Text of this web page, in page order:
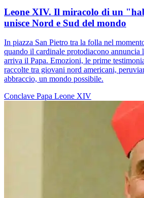
Leone XIV. Il miracolo di un
unisce Nord e Sud del mondo
In piazza San Pietro tra la folla nel
quando il cardinale protodiacono annuncia
arriva il Papa. Emozioni, le prime
raccolte tra giovani nord americani,
abbraccio, un mondo possibile.
Conclave Papa Leone XIV